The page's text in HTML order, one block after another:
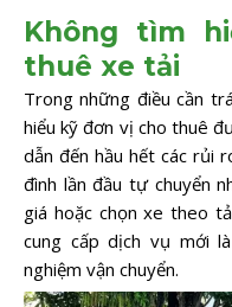
Không tìm
thuê xe tải
Trong những điều cần
hiểu kỹ đơn vị cho thuê
dẫn đến hầu hết các rủi
đình lần đầu tự chuyển
giá hoặc chọn xe theo
cung cấp dịch vụ mới
nghiệm vận chuyển.